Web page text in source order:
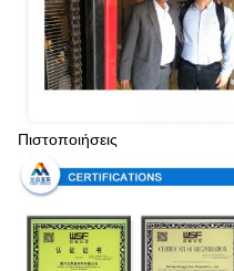
Πιστοποιήσεις